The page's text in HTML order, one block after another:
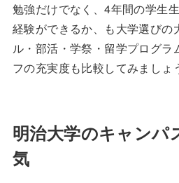
勉強だけでなく、4年間の学生
経験ができるか、も大学選びの
ル・部活・学祭・留学プログラ
フの充実度も比較してみましょ
明治大学のキャンパ
気